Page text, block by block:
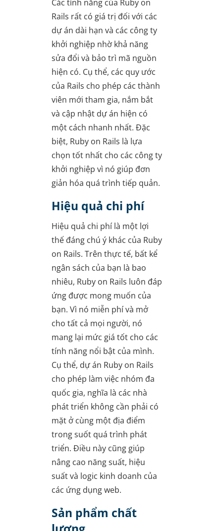
Các tính năng của Ruby on
Rails rất có giá trị đối với các
dự án dài hạn và các công ty
khởi nghiệp nhờ khả năng
sửa đổi và bảo trì mã nguồn
hiện có. Cụ thể, các quy ước
của Rails cho phép các thành
viên mới tham gia, nắm bắt
và cập nhật dự án hiện có
một cách nhanh nhất. Đặc
biệt, Ruby on Rails là lựa
chọn tốt nhất cho các công ty
khởi nghiệp vì nó giúp đơn
giản hóa quá trình tiếp quản.
Hiệu quả chi phí
Hiệu quả chi phí là một lợi
thế đáng chú ý khác của Ruby
on Rails. Trên thực tế, bất kể
ngân sách của bạn là bao
nhiêu, Ruby on Rails luôn đáp
ứng được mong muốn của
bạn. Vì nó miễn phí và mở
cho tất cả mọi người, nó
mang lại mức giá tốt cho các
tính năng nổi bật của mình.
Cụ thể, dự án Ruby on Rails
cho phép làm việc nhóm đa
quốc gia, nghĩa là các nhà
phát triển không cần phải có
mặt ở cùng một địa điểm
trong suốt quá trình phát
triển. Điều này cũng giúp
nâng cao năng suất, hiệu
suất và logic kinh doanh của
các ứng dụng web.
Sản phẩm chất